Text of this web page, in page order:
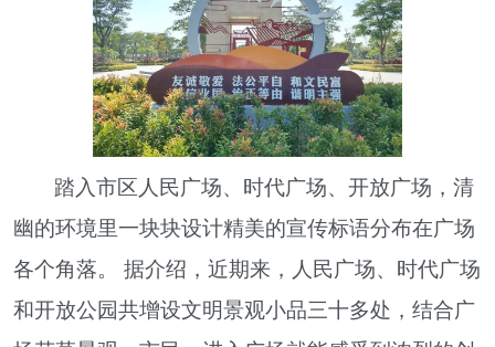
踏入市区人民广场、时代广场、开放广场，清
幽的环境里一块块设计精美的宣传标语分布在广场
各个角落。 据介绍，近期来，人民广场、时代广场
和开放公园共增设文明景观小品三十多处，结合广